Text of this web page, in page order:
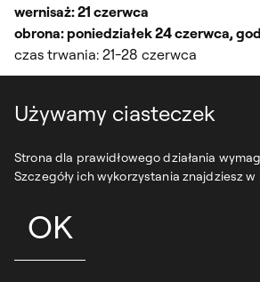
Używamy ciasteczek
Strona dla prawidłowego działania
Szczegóły ich wykorzystania znajdziesz
OK
wernisaż: 21 czerwca
obrona: poniedziałek 24 czerwca,
czas trwania: 21-28 czerwca
Malarstwa, farbiarnia